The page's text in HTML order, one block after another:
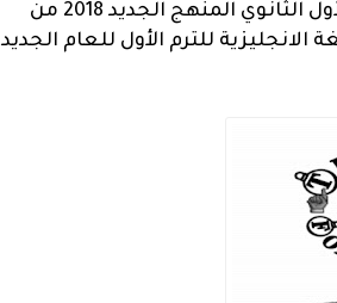
حمل اول مذكرة مراجعة فى اللغة الانجليزية الصف الأول الثانوي المنهج الجديد 2018 من
للترم الأول للعام الجديد